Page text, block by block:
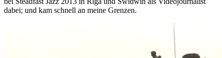
dabei; und kam schnell an meine Grenzen.